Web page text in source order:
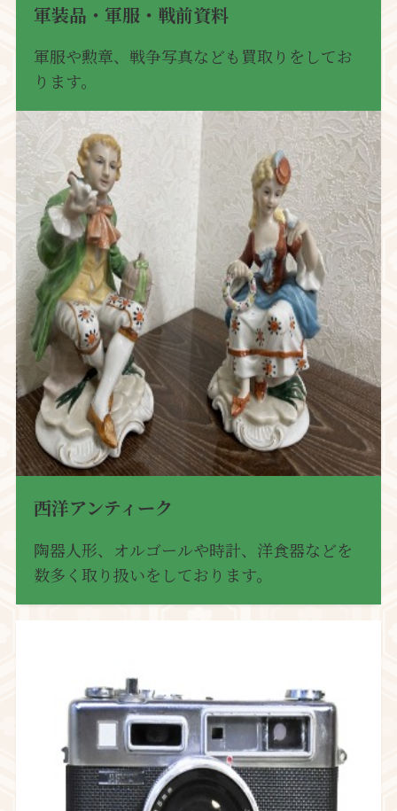
軍装品・軍服・戦前資料
軍服や勲章、戦争写真なども買取りをしてお
ります。
西洋アンティーク
陶器人形、オルゴールや時計、洋食器などを
数多く取り扱いをしております。